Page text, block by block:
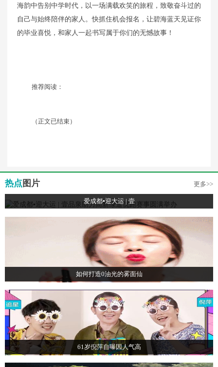
海韵中告别中学时代，以一场满载欢笑的旅程，致敬奋斗过的
自己与始终陪伴的家人。快抓住机会报名，让碧海蓝天见证你
的毕业喜悦，和家人一起书写属于你们的无憾故事！
推荐阅读：
（正文已结束）
热点 图片 更多>>
爱成都▪迎大运 | 壹
如何打造0油光的雾面仙
61岁倪萍自曝因人气高